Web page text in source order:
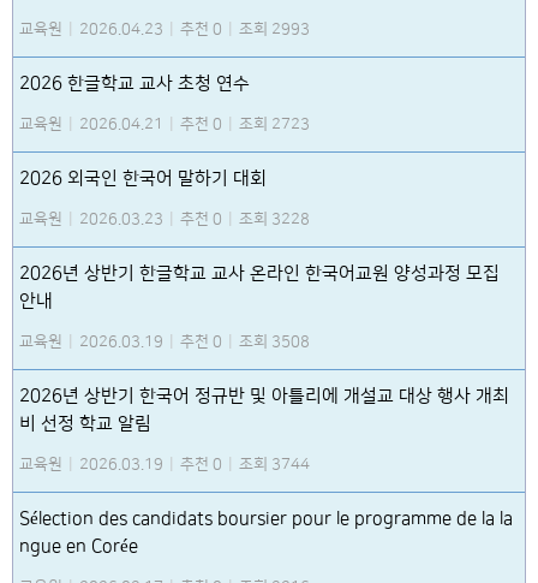
교육원 2026.04.23 추천 0 조회 2993
2026 한글학교 교사 초청 연수
교육원 2026.04.21 추천 0 조회 2723
2026 외국인 한국어 말하기 대회
교육원 2026.03.23 추천 0 조회 3228
2026년 상반기 한글학교 교사 온라인 한국어교원 양성과정 모집
안내
교육원 2026.03.19 추천 0 조회 3508
2026년 상반기 한국어 정규반 및 아틀리에 개설교 대상 행사 개최
비 선정 학교 알림
교육원 2026.03.19 추천 0 조회 3744
Sélection des candidats boursier pour le programme de la la
ngue en Corée